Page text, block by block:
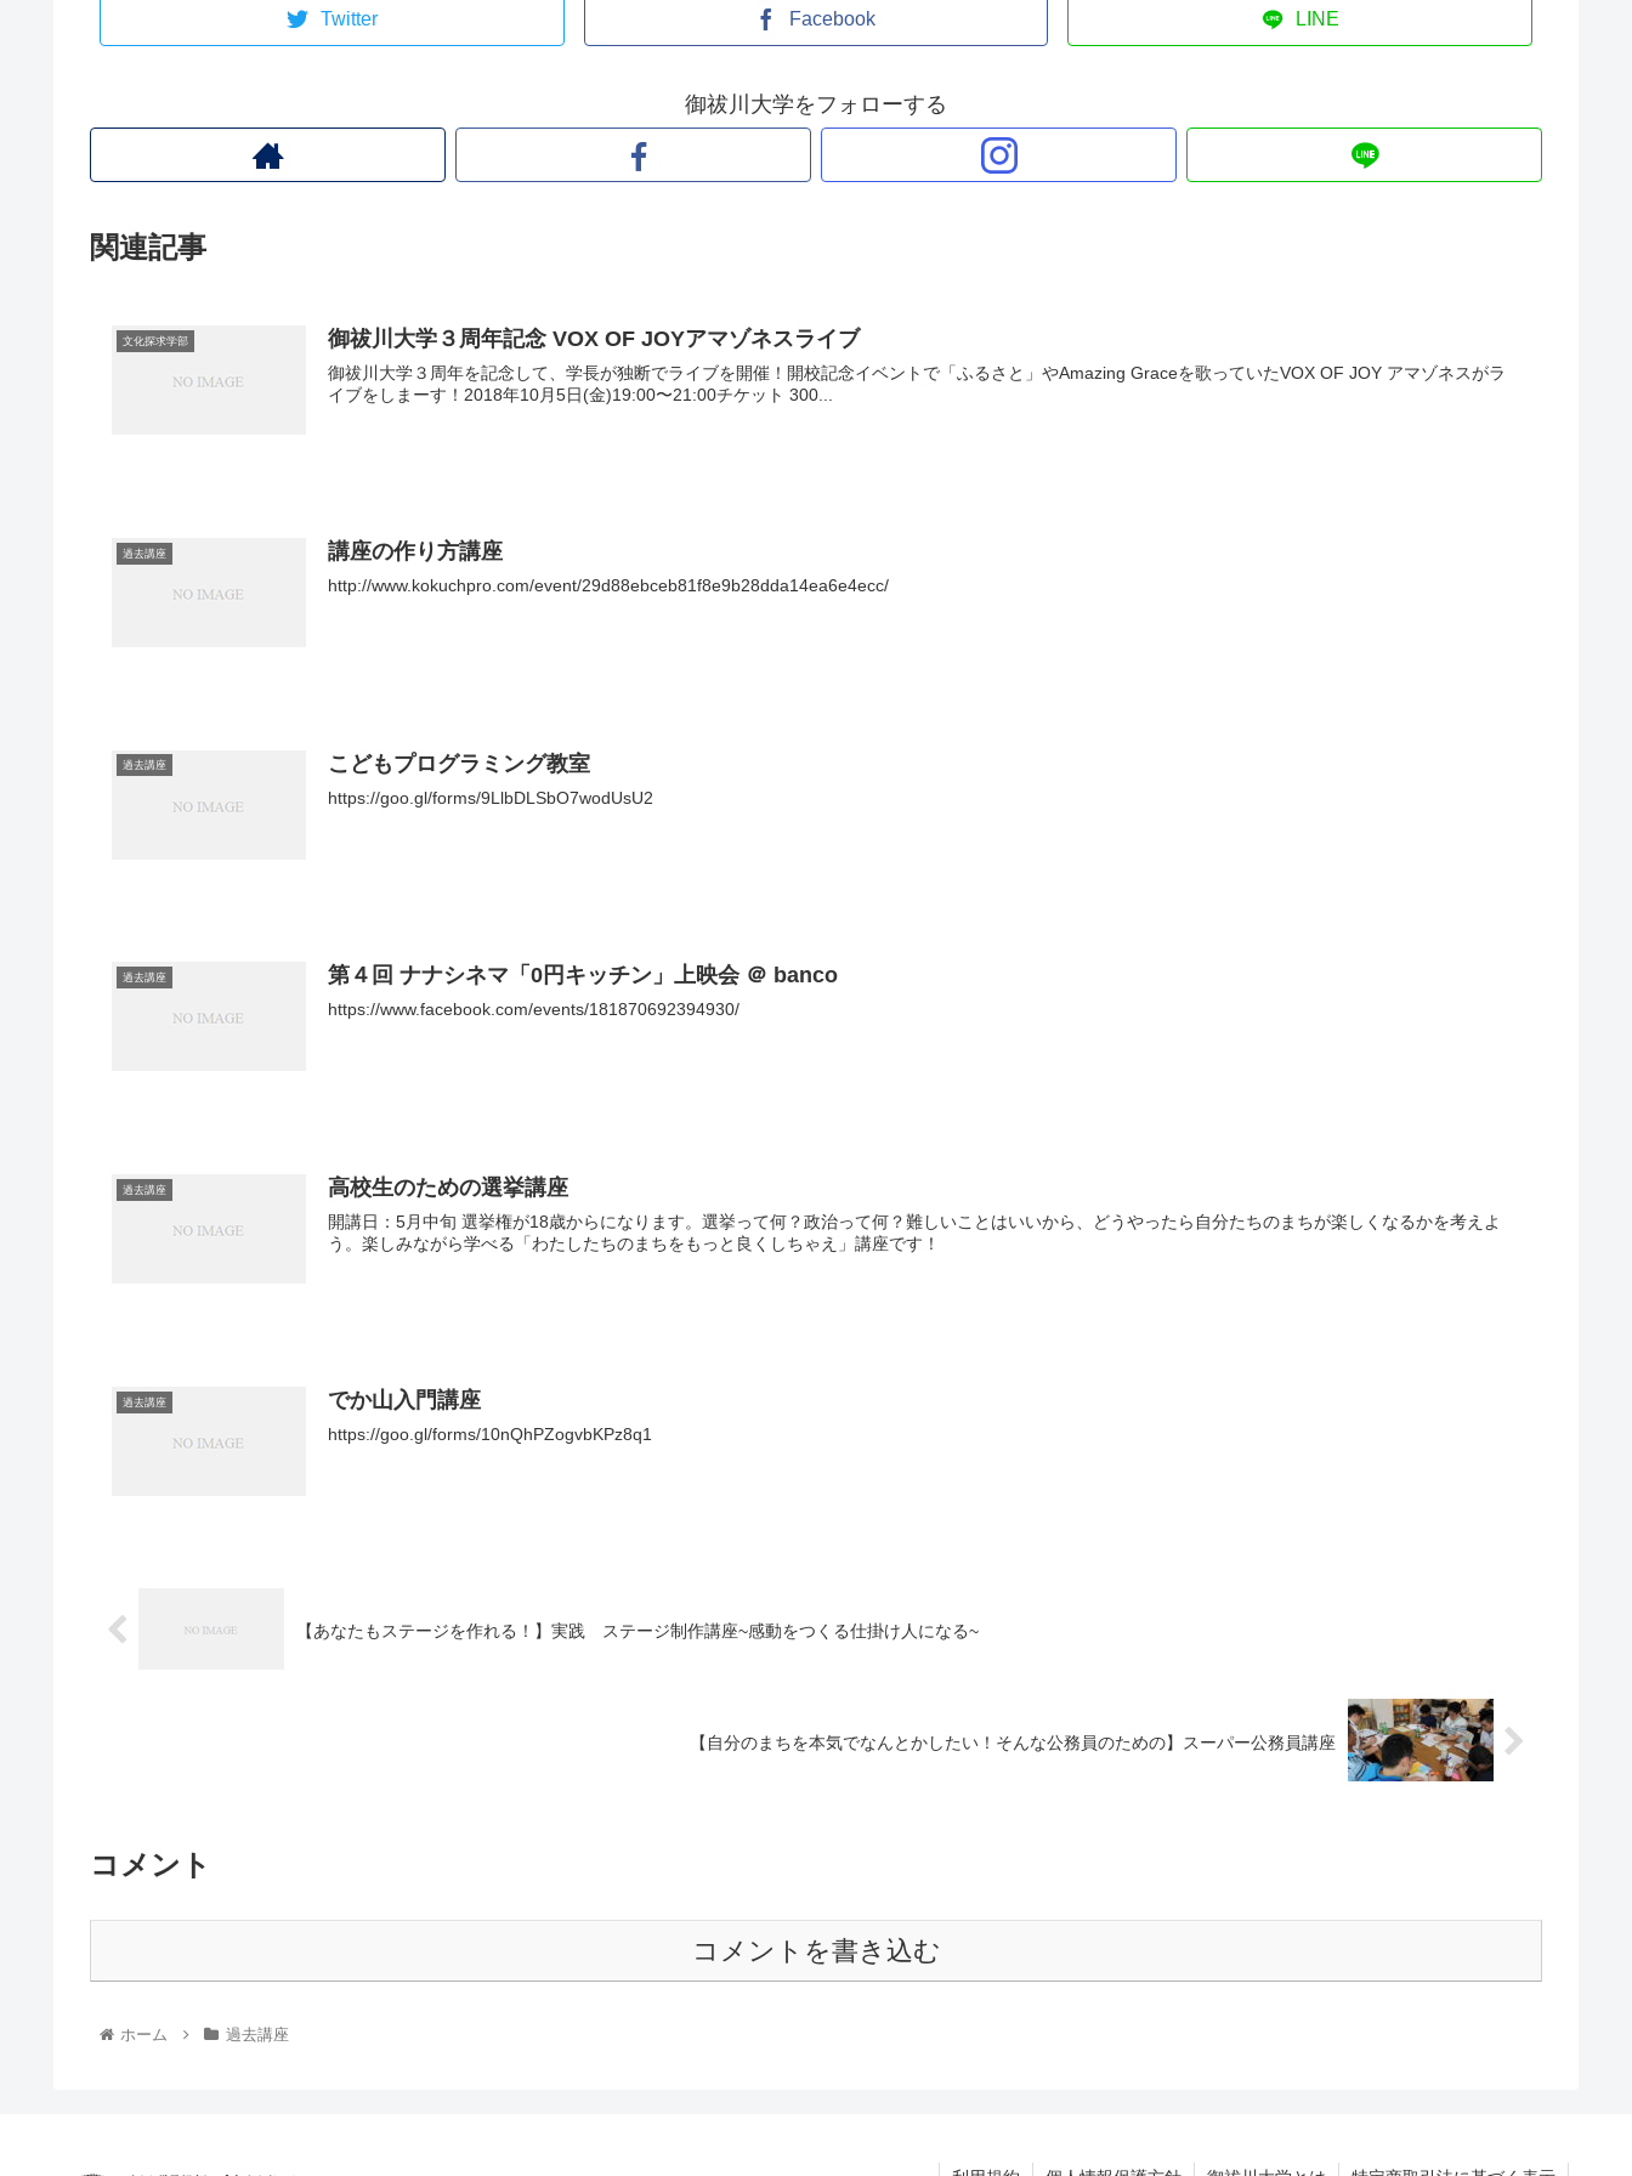
Twitter Facebook LINE
御祓川大学をフォローする
関連記事
文化探求学部 御祓川大学３周年記念 VOX OF JOYアマゾネスライブ
御祓川大学３周年を記念して、学長が独断でライブを開催！開校記念イベントで「ふるさと」やAmazing Graceを歌っていたVOX OF JOY アマゾネスがラ
イブをしまーす！2018年10月5日(金)19:00〜21:00チケット 300...
過去講座 講座の作り方講座
http://www.kokuchpro.com/event/29d88ebceb81f8e9b28dda14ea6e4ecc/
過去講座 こどもプログラミング教室
https://goo.gl/forms/9LlbDLSbO7wodUsU2
過去講座 第４回 ナナシネマ「0円キッチン」上映会 ＠ banco
https://www.facebook.com/events/181870692394930/
過去講座 高校生のための選挙講座
開講日：5月中旬 選挙権が18歳からになります。選挙って何？政治って何？難しいことはいいから、どうやったら自分たちのまちが楽しくなるかを考えよ
う。楽しみながら学べる「わたしたちのまちをもっと良くしちゃえ」講座です！
過去講座 でか山入門講座
https://goo.gl/forms/10nQhPZogvbKPz8q1
【あなたもステージを作れる！】実践 ステージ制作講座~感動をつくる仕掛け人になる~
【自分のまちを本気でなんとかしたい！そんな公務員のための】スーパー公務員講座
コメント
コメントを書き込む
ホーム 過去講座